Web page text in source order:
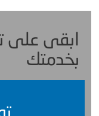
ابقى على
بخدمتك